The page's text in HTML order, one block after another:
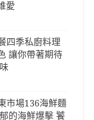
愛
四季私廚料理
讓你帶著期待
市場136海鮮麵
的海鮮爆擊 饕